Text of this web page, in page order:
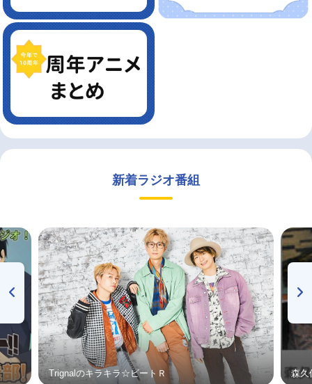
新着ラジオ番組
Trignalのキラキラ☆ビートＲ 森久